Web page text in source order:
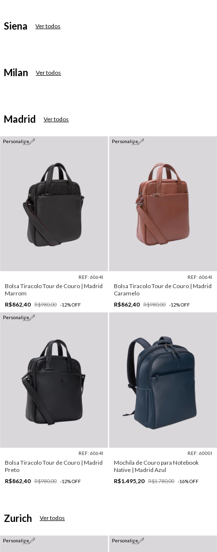
Siena Ver todos
Milan Ver todos
Madrid Ver todos
Personalize
REF: 6064I
Bolsa Tiracolo Tour de Couro | Madrid
Marrom
R$862,40
R$980,00 -12%OFF
Personalize
REF: 6064I
Bolsa Tiracolo Tour de Couro | Madrid
Caramelo
R$862,40
R$980,00 -12%OFF
Personalize
REF: 6064I
Bolsa Tiracolo Tour de Couro | Madrid
Preto
R$862,40
R$980,00 -12%OFF
REF: 6000I
Mochila de Couro para Notebook
Native | Madrid Azul
R$1.495,20
R$1.780,00 -16%OFF
Zurich Ver todos
Personalize Personalize